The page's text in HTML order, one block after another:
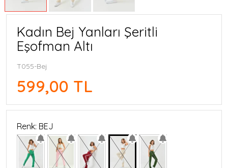
Kadın Bej Yanları Şeritli
Eşofman Altı
T055-Bej
599,00 TL
Renk: BEJ